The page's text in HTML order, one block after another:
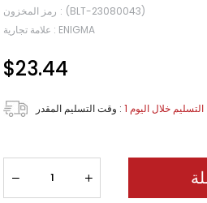
رمز المخزون
(BLT-23080043)
علامة تجارية : ENIGMA
$23.44
وقت التسليم المقدر : 1 التسليم خلال اليوم